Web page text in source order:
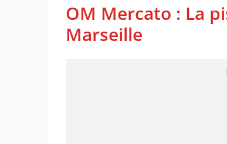
OM Mercato : La
Marseille